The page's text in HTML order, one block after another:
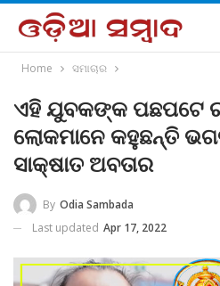
Home ସମାଚାର
ଏହି ଯୁବକଙ୍କ ପଛପଟେ
ଲୋକମାନେ କହୁଛନ୍ତି
ସାକ୍ଷାତ ଅବତାର
By Odia Sambada
Last updated Apr 17, 2022